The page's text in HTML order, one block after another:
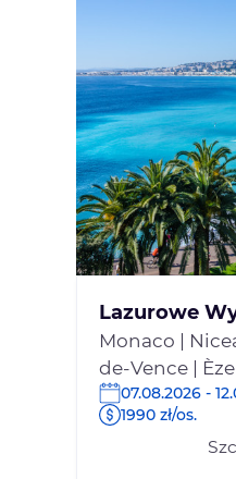
Lazurowe
Monaco |
de-Vence | Èze
07.08.2026 -
1990 zł/os.